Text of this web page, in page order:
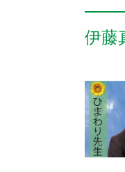
伊藤